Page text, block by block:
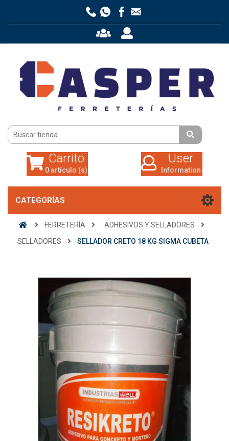
0 artículo (s)
Carrito
0 artículo (s)
User
Information
CATEGORÍAS
FERRETERÍA
ADHESIVOS Y SELLADORES
SELLADORES
SELLADOR CRETO 18 KG SIGMA CUBETA